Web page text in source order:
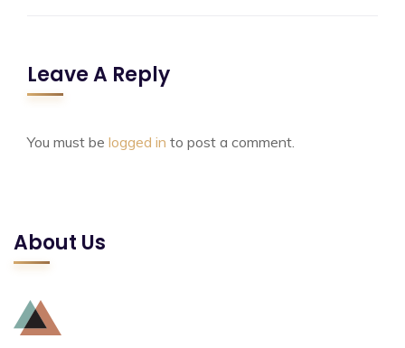
Leave A Reply
You must be logged in to post a comment.
About Us